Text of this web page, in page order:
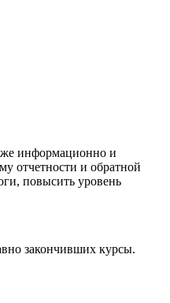
же информационно и
отчетности и обратной
повысить уровень
закончивших курсы.